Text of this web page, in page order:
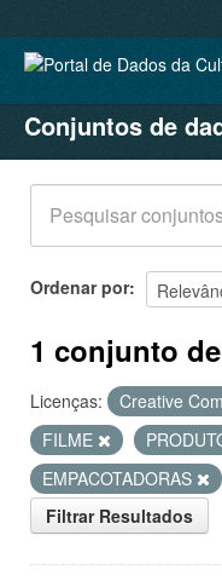
CONJUNTOS DE
ORGANIZAÇÕES
GRUPOS
SOBRE
Conjuntos de
Ordenar por
1 conjunto
Licenças: Creative
FILME
EMPACOTADORAS
Filtrar Resultados